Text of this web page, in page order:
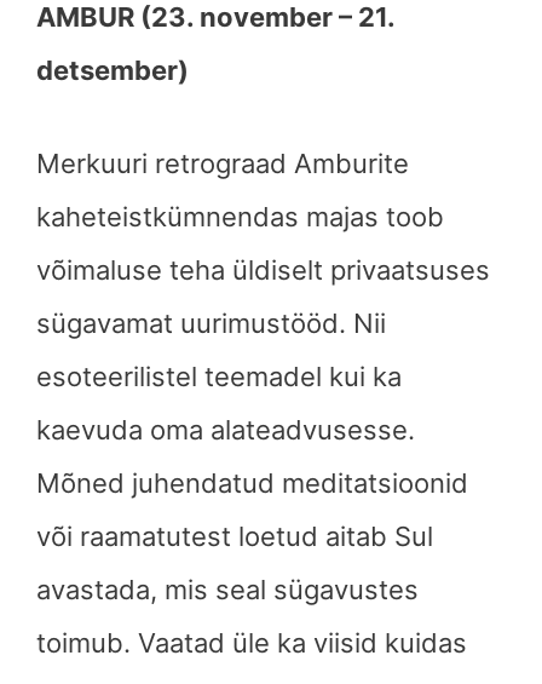
AMBUR (23. november – 21.
detsember)
Merkuuri retrograad Amburite
kaheteistkümnendas majas toob
võimaluse teha üldiselt privaatsuses
sügavamat uurimustööd. Nii
esoteerilistel teemadel kui ka
kaevuda oma alateadvusesse.
Mõned juhendatud meditatsioonid
või raamatutest loetud aitab Sul
avastada, mis seal sügavustes
toimub. Vaatad üle ka viisid kuidas